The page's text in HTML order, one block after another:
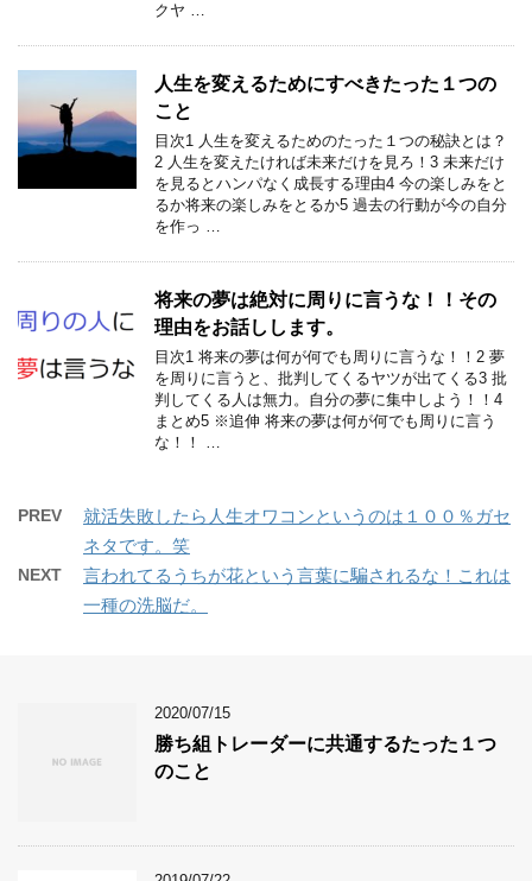
クヤ …
人生を変えるためにすべきたった１つの
こと
目次1 人生を変えるためのたった１つの秘訣とは？
2 人生を変えたければ未来だけを見ろ！3 未来だけ
を見るとハンパなく成長する理由4 今の楽しみをと
るか将来の楽しみをとるか5 過去の行動が今の自分
を作っ …
将来の夢は絶対に周りに言うな！！その
理由をお話しします。
目次1 将来の夢は何が何でも周りに言うな！！2 夢
を周りに言うと、批判してくるヤツが出てくる3 批
判してくる人は無力。自分の夢に集中しよう！！4
まとめ5 ※追伸 将来の夢は何が何でも周りに言う
な！！ …
PREV
就活失敗したら人生オワコンというのは１００％ガセ
ネタです。笑
NEXT
言われてるうちが花という言葉に騙されるな！これは
一種の洗脳だ。
2020/07/15
勝ち組トレーダーに共通するたった１つ
のこと